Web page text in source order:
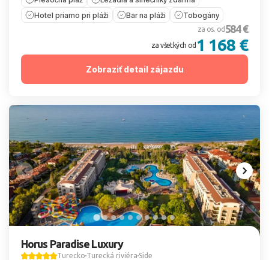
Hotel priamo pri pláži
Bar na pláži Tobogány
za os. od 584 €
za všetkých od 1 168 €
Zobraziť detail zájazdu
Horus Paradise Luxury
Turecko Turecká riviéra Side